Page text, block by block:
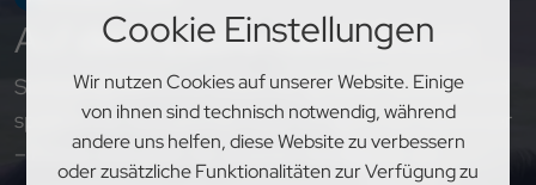
Cookie Einstellungen
Wir nutzen Cookies auf unserer Website. Einige
von ihnen sind technisch notwendig, während
andere uns helfen, diese Website zu verbessern
oder zusätzliche Funktionalitäten zur Verfügung zu
Auf dem Laufendenbleiben
Sichere dir exklusive Einblicke, aktuelle Updates und
spannende Neuigkeiten rund um den PSV Hannover
– melde dich jetzt für unseren Newsletter an!